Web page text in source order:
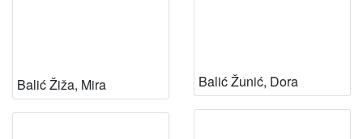
Balić Žiža, Mira Balić Žunić, Dora